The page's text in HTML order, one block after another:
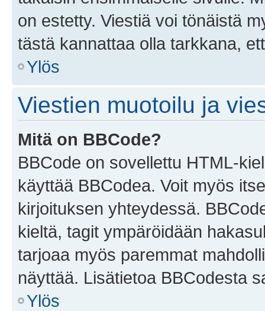
on estetty. Viestiä voi tönäistä
tästä kannattaa olla tarkkana,
Ylös
Viestien muotoilu ja
Mitä on BBCode?
BBCode on sovellettu HTML-
käyttää BBCodea. Voit myös
kirjoituksen yhteydessä.
kieltä, tagit ympäröidään
tarjoaa myös paremmat
näyttää. Lisätietoa BBCodesta
Ylös